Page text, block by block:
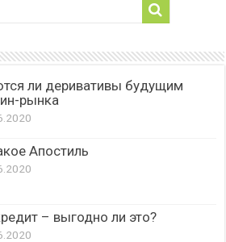
ли деривативы будущим
рынка
Апостиль
– выгодно ли это?